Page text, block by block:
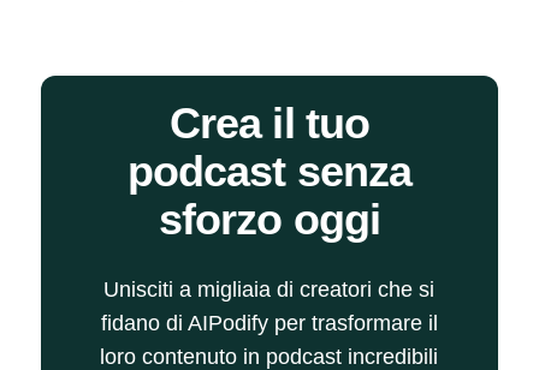
Crea il tuo
podcast senza
sforzo oggi
Unisciti a migliaia di creatori che si
fidano di AIPodify per trasformare il
loro contenuto in podcast incredibili